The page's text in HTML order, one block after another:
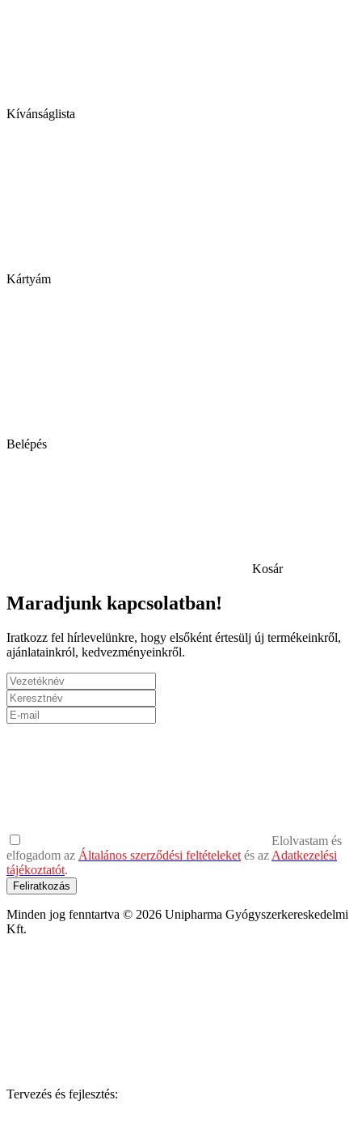
Kívánságlista
Kártyám
Belépés
Kosár
Maradjunk kapcsolatban!
Iratkozz fel hírlevelünkre, hogy elsőként értesülj új termékeinkről,
ajánlatainkról, kedvezményeinkről.
Elolvastam és
elfogadom az Általános szerződési feltételeket és az Adatkezelési
tájékoztatót.
Feliratkozás
Minden jog fenntartva © 2026 Unipharma Gyógyszerkereskedelmi
Kft.
Tervezés és fejlesztés: